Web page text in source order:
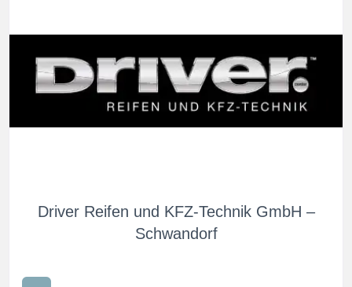
Driver Reifen und KFZ-Technik GmbH –
Schwandorf